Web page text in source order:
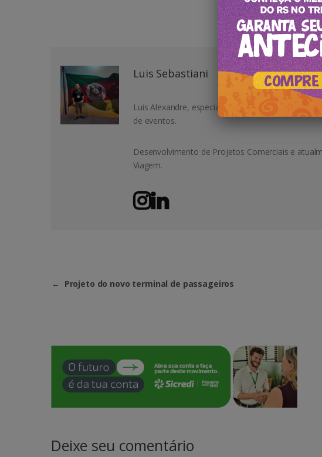
Luis Sebastiani
Luis Alexandre, especialista em Turismo de
de eventos.
Desenvolvimento de Projetos Comerciais e
Viagem.
← Projeto do novo terminal de passageiros
Deixe seu comentário